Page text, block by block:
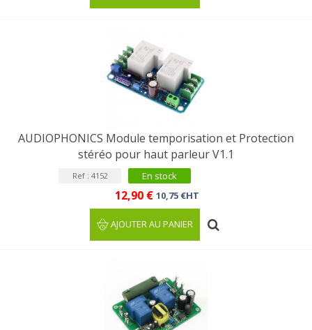
AUDIOPHONICS Module temporisation et Protection
stéréo pour haut parleur V1.1
Ref : 4152 En stock
12,90 € 10,75 €HT
AJOUTER AU PANIER